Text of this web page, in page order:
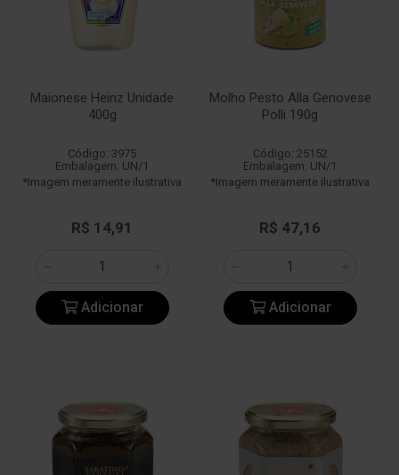
Maionese Heinz Unidade
400g
Código: 3975
Embalagem: UN/1
*Imagem meramente ilustrativa
R$ 14,91
Adicionar
Molho Pesto Alla Genovese
Polli 190g
Código: 25152
Embalagem: UN/1
*Imagem meramente ilustrativa
R$ 47,16
Adicionar